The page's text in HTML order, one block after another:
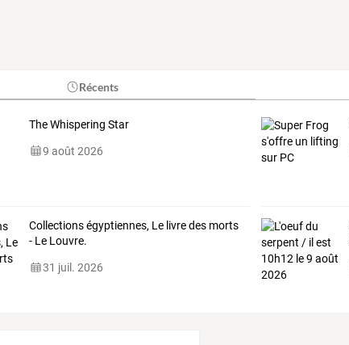
Récents
The Whispering Star
9 août 2026
Collections égyptiennes, Le livre des morts
- Le Louvre.
31 juil. 2026